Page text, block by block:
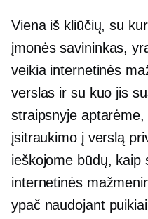
Viena iš kliūčių, su
įmonės savininkas,
veikia internetinės
verslas ir su kuo jis
straipsnyje
įsitraukimo į verslą
ieškojome būdų, kaip
internetinės
ypač naudojant